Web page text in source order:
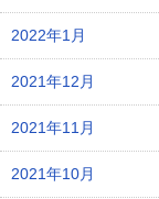
2022年1月
2021年12月
2021年11月
2021年10月